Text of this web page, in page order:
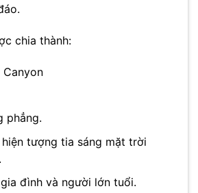
chia thành:
phẳng.
tượng tia sáng mặt trời
đình và người lớn tuổi.